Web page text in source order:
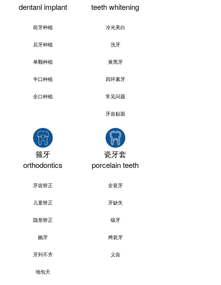
dentanl implant
前牙种植
后牙种植
单颗种植
半口种植
全口种植
teeth whitening
冷光美白
洗牙
黃黑牙
四环素牙
常见问题
牙齿贴面
箍牙
orthodontics
牙齿矫正
儿童矫正
隐形矫正
龅牙
牙列不齐
地包天
瓷牙套
porcelain teeth
全瓷牙
牙缺失
镶牙
烤瓷牙
义齿